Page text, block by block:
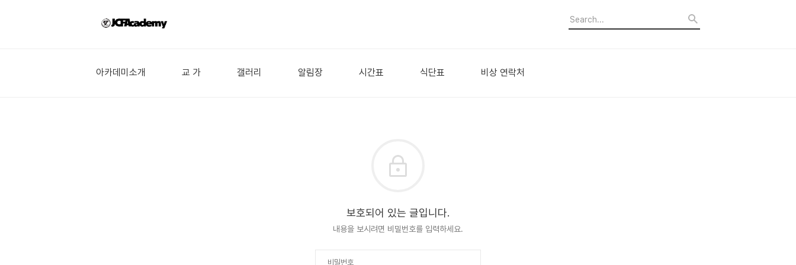
아카데미소개 교 가 갤러리 알림장 시간표 식단표 비상 연락처
보호되어 있는 글입니다.
내용을 보시려면 비밀번호를 입력하세요.